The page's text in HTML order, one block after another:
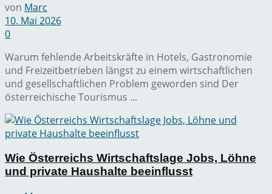
von Marc
10. Mai 2026
0
Warum fehlende Arbeitskräfte in Hotels, Gastronomie
und Freizeitbetrieben längst zu einem wirtschaftlichen
und gesellschaftlichen Problem geworden sind Der
österreichische Tourismus ...
Wie Österreichs Wirtschaftslage Jobs, Löhne
und private Haushalte beeinflusst